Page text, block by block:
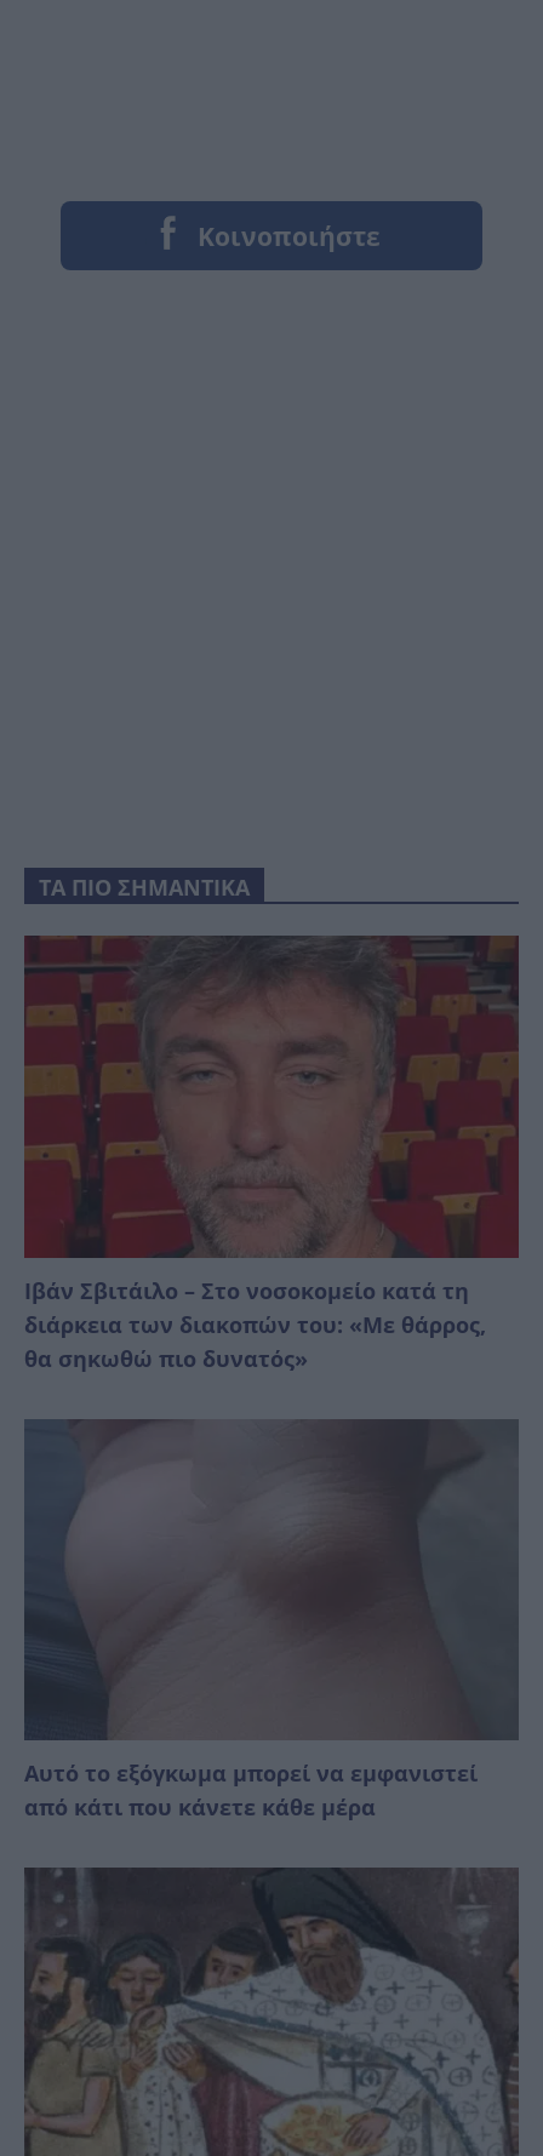
ΤΑ ΠΙΟ ΣΗΜΑΝΤΙΚΑ
Ιβάν Σβιτάιλο – Στο νοσοκομείο κατά τη
διάρκεια των διακοπών του: «Με θάρρος,
θα σηκωθώ πιο δυνατός»
Αυτό το εξόγκωμα μπορεί να εμφανιστεί
από κάτι που κάνετε κάθε μέρα